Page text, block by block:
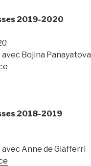
2019-2020
Bojina Panayatova
2018-2019
Anne de Giafferri